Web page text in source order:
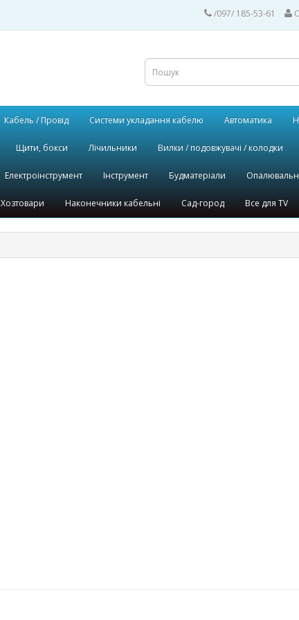
/097/ 185-53-61
Кабель / Провід Системи укладання кабелю Автоматика
Щити, бокси Лічильники Вилки / подовжувачі / колодки
Електроінструмент Інструмент Будматеріали
Хозтовари Наконечники кабельні Сад-город Все для TV